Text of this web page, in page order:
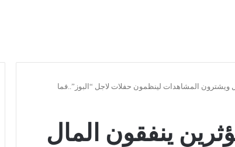
ويشترون المشاهدات لينظمون حفلات لاجل “البوز”..فما
ينفقون المال